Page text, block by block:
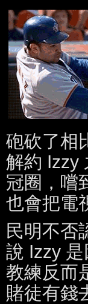
砲砍了相
解約 Izzy
冠圈，嚐
也會把電
民明不否
說 Izzy
教練反而
賭徒有錢